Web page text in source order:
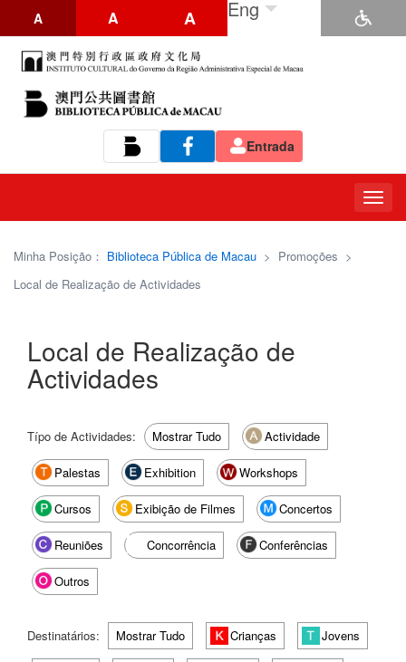
A A A Eng
Entrada
Minha Posição： Biblioteca Pública de Macau > Promoções >
Local de Realização de Actividades
Local de Realização de
Actividades
Típo de Actividades: Mostrar Tudo Actividade
Palestas Exhibition Workshops
Cursos Exibição de Filmes Concertos
Reuniões Concorrência Conferências
Outros
Destinatários: Mostrar Tudo Crianças Jovens